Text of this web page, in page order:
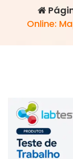
Online: